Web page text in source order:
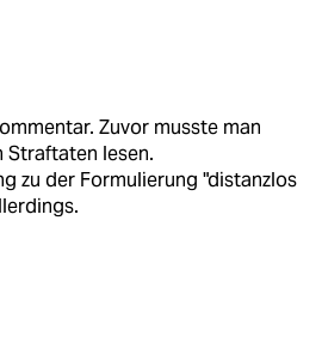
Zuvor musste man
Straftaten lesen.
zu der Formulierung "distanzlos